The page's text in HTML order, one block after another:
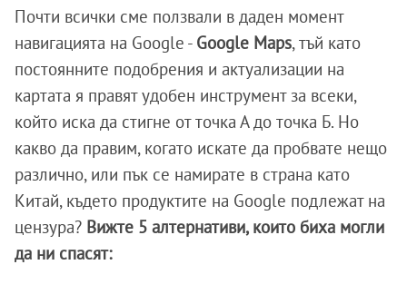
Почти всички сме ползвали в даден момент
навигацията на Google - Google Maps, тъй като
постоянните подобрения и актуализации на
картата я правят удобен инструмент за всеки,
който иска да стигне от точка А до точка Б. Но
какво да правим, когато искате да пробвате нещо
различно, или пък се намирате в страна като
Китай, където продуктите на Google подлежат на
цензура? Вижте 5 алтернативи, които биха могли
да ни спасят: